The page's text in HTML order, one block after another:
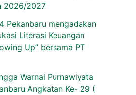
2026/2027
Pekanbaru mengadakan
Literasi Keuangan
Up” bersama PT
Warnai Purnawiyata
Angkatan Ke- 29 (